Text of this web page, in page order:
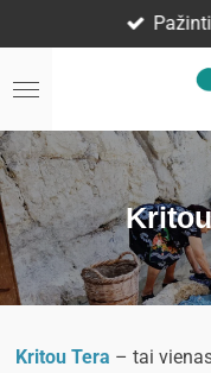
to
main
Kritou Tera – tai